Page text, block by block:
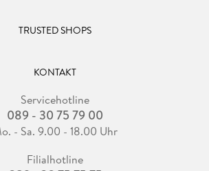
TRUSTED SHOPS
KONTAKT
Servicehotline
089 - 30 75 79 00
- Sa. 9.00 - 18.00 Uhr
Filialhotline